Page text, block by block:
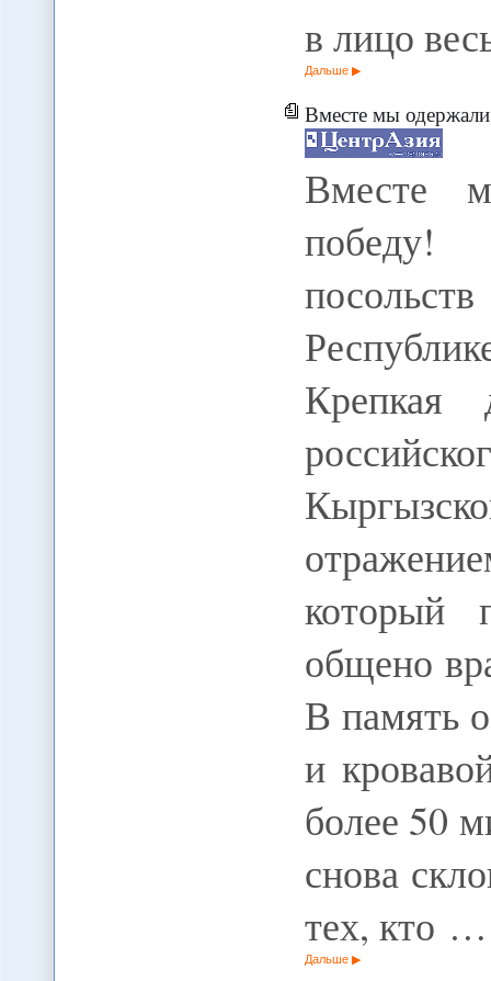
в лицо
Дальше
Вместе мы одержали
Вместе
победу!
Крепкая
который
общено
В память
и
более 50
снова
тех, кто …
Дальше